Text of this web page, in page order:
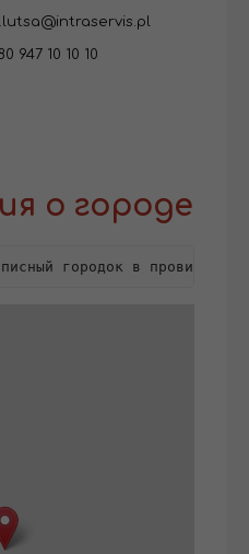
947 10 10 10
о городе
городок в